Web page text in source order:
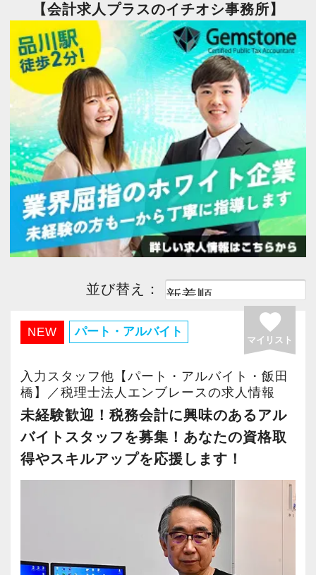
【会計求人プラスのイチオシ事務所】
並び替え：
NEW パート・アルバイト favorite
マイリスト
入力スタッフ他【パート・アルバイト・飯田
橋】／税理士法人エンブレースの求人情報
未経験歓迎！税務会計に興味のあるアル
バイトスタッフを募集！あなたの資格取
得やスキルアップを応援します！